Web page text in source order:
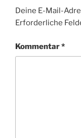
Deine E-Mail-
Erforderliche
Kommentar*